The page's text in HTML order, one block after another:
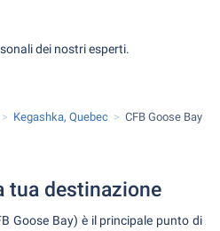
dei nostri esperti.
Kegashka, Quebec CFB Goose Bay
tua destinazione
Goose Bay) è il principale punto di